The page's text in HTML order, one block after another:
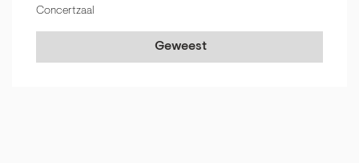
Concertzaal
Geweest